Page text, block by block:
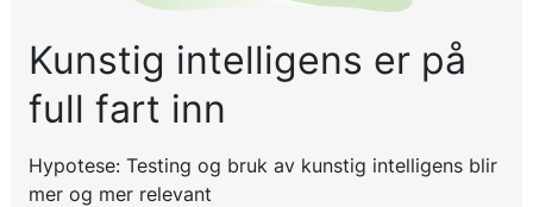
Kunstig intelligens er på
full fart inn
Hypotese: Testing og bruk av kunstig intelligens blir
mer og mer relevant